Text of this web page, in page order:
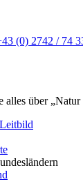
(0) 2742 / 74
alles über